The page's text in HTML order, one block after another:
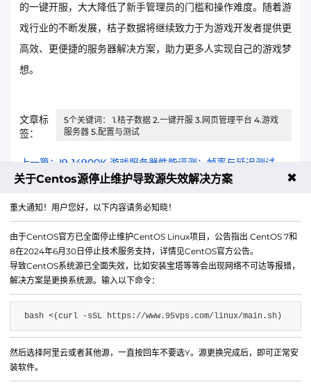
的一键开服，大大降低了新手管理员的门槛和操作难度。随着游
戏行业的不断发展，桔子数据将继续致力于为游戏开发者提供更
高效、更便捷的服务器解决方案，助力更多人实现自己的游戏梦
想。
文章标
签：
5个关键词： 1.桔子数据 2.一键开服 3.网页管理平台 4.游戏
服务器 5.配置与测试
上一篇：I9-14900K 游戏服务器性能评测：帧率与延迟测试
微信公众号
关于Centos源停止维护导致源失效解决方案 ✖
重大通知！用户您好，以下内容请务必知晓！
由于CentOS官方已全面停止维护CentOS Linux项目，公告指出 CentOS 7和
8在2024年6月30日停止技术服务支持，详情见CentOS官方公告。
导致CentOS系统源已全面失效，比如安装宝塔等等会出现网络不可达等报错，
解决方案是更换系统源。输入以下命令：
bash <(curl -sSL https://www.95vps.com/linux/main.sh)
然后选择阿里云或者其他源，一直按回车不要选Y。源更换完成后，即可正常安
装软件。